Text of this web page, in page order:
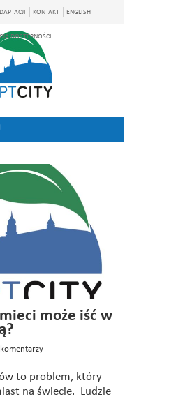
KONTAKT ENGLISH
DOSTĘPNOŚCI
może iść w
to problem, który
na świecie. Ludzie